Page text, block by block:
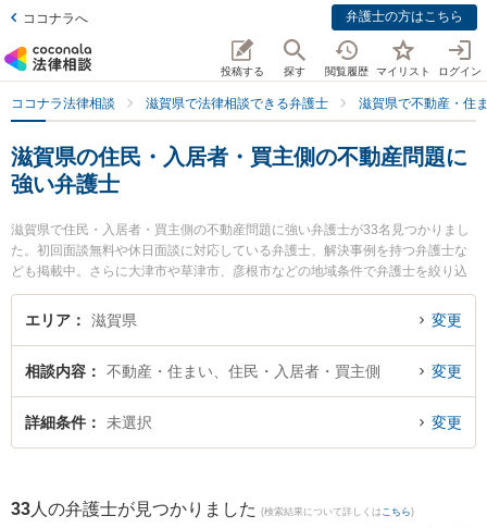
ココナラへ 弁護士の方はこちら
投稿する 探す 閲覧履歴 マイリスト ログイン
ココナラ法律相談 滋賀県で法律相談できる弁護士 滋賀県で不動産・住
滋賀県の住民・入居者・買主側の不動産問題に
強い弁護士
滋賀県で住民・入居者・買主側の不動産問題に強い弁護士が33名見つかりまし
た。初回面談無料や休日面談に対応している弁護士、解決事例を持つ弁護士な
ども掲載中。さらに大津市や草津市、彦根市などの地域条件で弁護士を絞り込
めます。不動産・住まいに関係する立ち退き交渉や家賃交渉、不動産契約解除
等の細かな分野での絞り込み検索もでき便利です。特にミカン法律事務所の齋
藤 真宏弁護士やミカン法律事務所の中野 仁弁護士、湖南竜王法律事務所の勢川
『滋賀県で土日や夜間に発生した住民・入居者・買主側の不動産問題のトラブ
ルを今すぐに弁護士に相談したい』『住民・入居者・買主側の不動産問題のト
ラブル解決の実績豊富な近くの弁護士を検索したい』『初回相談無料で住民・
エリア 滋賀県 変更
相談内容 不動産・住まい、住民・入居者・買主側 変更
詳細条件 未選択 変更
33 人の弁護士が見つかりました (検索結果について詳しくは こちら)